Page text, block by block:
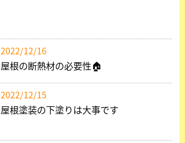
2022/12/16
屋根の断熱材の必要性🏠
2022/12/15
屋根塗装の下塗りは大事です